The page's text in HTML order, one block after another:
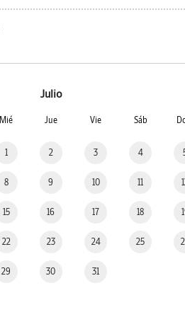
Julio
Mié Jue Vie Sáb
1 2 3 4
8 9 10 11
15 16 17 18
22 23 24 25
29 30 31